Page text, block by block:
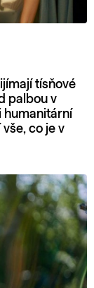
tísňové
palbou v
humanitární
co je v